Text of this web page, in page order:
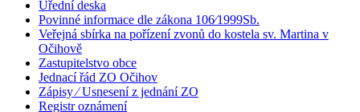
Úřední deska
Povinné informace dle zákona 106⁄1999Sb.
Veřejná sbírka na pořízení zvonů do kostela sv. Martina v
Očihově
Zastupitelstvo obce
Jednací řád ZO Očihov
Zápisy ⁄ Usnesení z jednání ZO
Registr oznámení